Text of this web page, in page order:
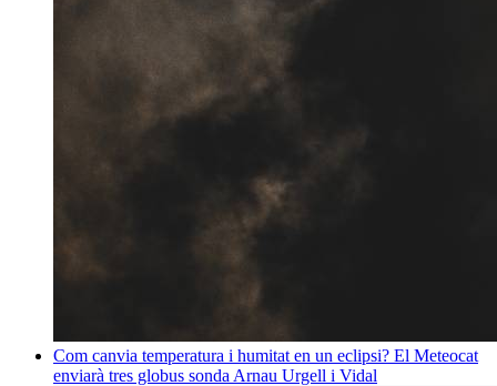
Com canvia temperatura i humitat en un eclipsi? El Meteocat
enviarà tres globus sonda Arnau Urgell i Vidal